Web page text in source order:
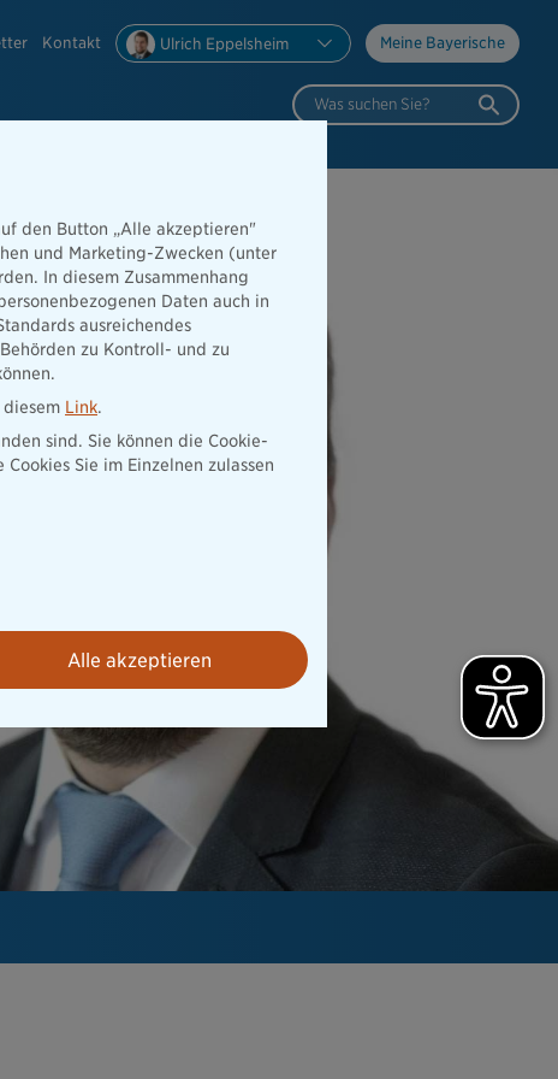
Kontakt Ulrich Eppelsheim Meine Bayerische
Was suchen Sie?
den Button „Alle akzeptieren"
und Marketing-Zwecken (unter
In diesem Zusammenhang
Daten auch in
ausreichendes
zu Kontroll- und zu
Link.
sind. Sie können die Cookie-
Sie im Einzelnen zulassen
Alle akzeptieren